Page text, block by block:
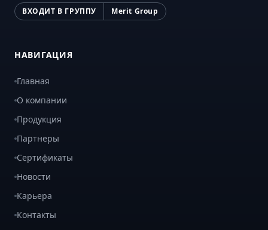
ВХОДИТ В ГРУППУ Merit Group
НАВИГАЦИЯ
Главная
О компании
Продукция
Партнеры
Сертификаты
Новости
Карьера
Контакты